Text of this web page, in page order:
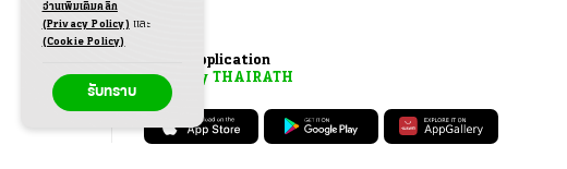
Application
My THAIRATH
อ่านเพิ่มเติมคลิก
(Privacy Policy) และ
(Cookie Policy)
รับทราบ